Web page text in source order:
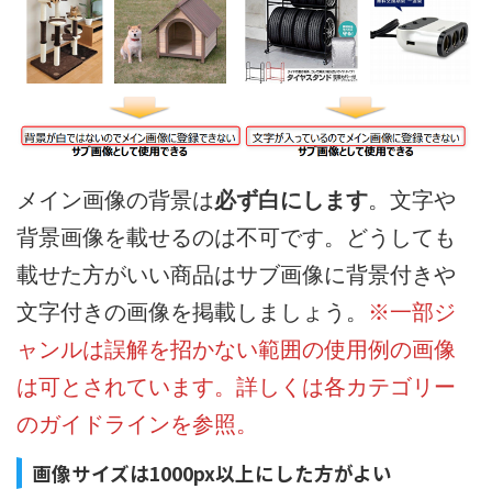
メイン画像の背景は必ず白にします。文字や
背景画像を載せるのは不可です。どうしても
載せた方がいい商品はサブ画像に背景付きや
文字付きの画像を掲載しましょう。
※一部ジ
ャンルは誤解を招かない範囲の使用例の画像
は可とされています。詳しくは各カテゴリー
のガイドラインを参照。
画像サイズは1000px以上にした方がよい